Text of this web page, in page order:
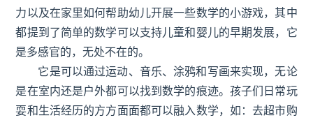
力以及在家里如何帮助幼儿开展一些数学的小游戏，其中
都提到了简单的数学可以支持儿童和婴儿的早期发展，它
是多感官的，无处不在的。
它是可以通过运动、音乐、涂鸦和写画来实现，无论
是在室内还是户外都可以找到数学的痕迹。孩子们日常玩
耍和生活经历的方方面面都可以融入数学，如：去超市购